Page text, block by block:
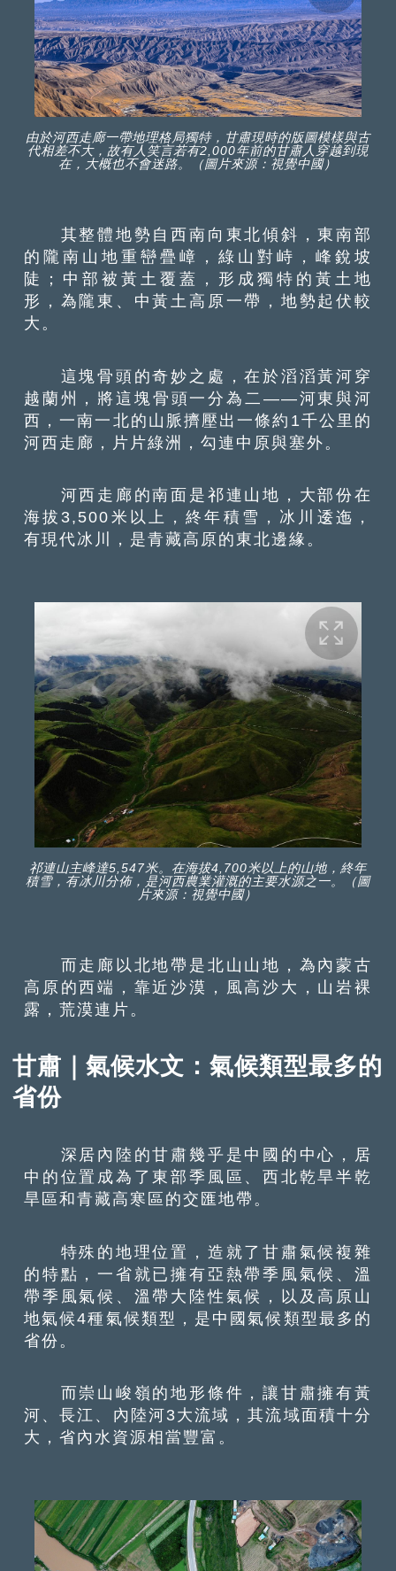
由於河西走廊一帶地理格局獨特，甘肅現時的版圖模樣與古
代相差不大，故有人笑言若有2,000年前的甘肅人穿越到現
在，大概也不會迷路。（圖片來源：視覺中國）
其整體地勢自西南向東北傾斜，東南部
的隴南山地重巒疊嶂，綠山對峙，峰銳坡
陡；中部被黃土覆蓋，形成獨特的黃土地
形，為隴東、中黃土高原一帶，地勢起伏較
大。
這塊骨頭的奇妙之處，在於滔滔黃河穿
越蘭州，將這塊骨頭一分為二——河東與河
西，一南一北的山脈擠壓出一條約1千公里的
河西走廊，片片綠洲，勾連中原與塞外。
河西走廊的南面是祁連山地，大部份在
海拔3,500米以上，終年積雪，冰川逶迤，
有現代冰川，是青藏高原的東北邊緣。
祁連山主峰達5,547米。在海拔4,700米以上的山地，終年
積雪，有冰川分佈，是河西農業灌溉的主要水源之一。（圖
片來源：視覺中國）
而走廊以北地帶是北山山地，為內蒙古
高原的西端，靠近沙漠，風高沙大，山岩裸
露，荒漠連片。
甘肅｜氣候水文：氣候類型最多的
省份
深居內陸的甘肅幾乎是中國的中心，居
中的位置成為了東部季風區、西北乾旱半乾
旱區和青藏高寒區的交匯地帶。
特殊的地理位置，造就了甘肅氣候複雜
的特點，一省就已擁有亞熱帶季風氣候、溫
帶季風氣候、溫帶大陸性氣候，以及高原山
地氣候4種氣候類型，是中國氣候類型最多的
省份。
而崇山峻嶺的地形條件，讓甘肅擁有黃
河、長江、內陸河3大流域，其流域面積十分
大，省內水資源相當豐富。